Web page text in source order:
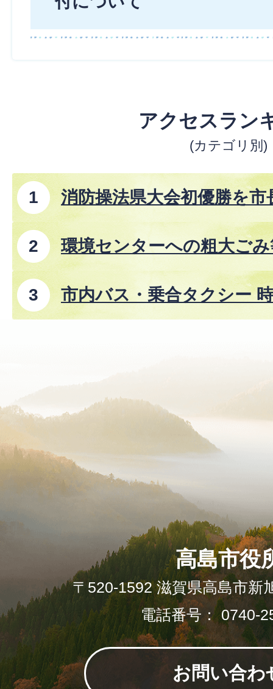
アクセスラン
(カテゴリ別)
消防操法県大会初優勝を市
環境センターへの粗大ご
市内バス・乗合タクシー
8年8月1日改正)
高島市役
〒520-1592 滋賀県高島市新
電話番号： 0740-
お問い合わ